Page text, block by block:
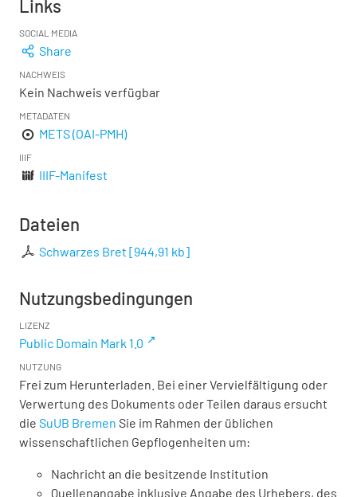
Links
SOCIAL MEDIA
Share
NACHWEIS
Kein Nachweis verfügbar
METADATEN
METS (OAI-PMH)
IIIF
IIIF-Manifest
Dateien
Schwarzes Bret [944,91 kb]
Nutzungsbedingungen
LIZENZ
Public Domain Mark 1.0
NUTZUNG
Frei zum Herunterladen. Bei einer Vervielfältigung oder
Verwertung des Dokuments oder Teilen daraus ersucht
die SuUB Bremen Sie im Rahmen der üblichen
wissenschaftlichen Gepflogenheiten um:
Nachricht an die besitzende Institution
Quellenangabe inklusive Angabe des Urhebers, des